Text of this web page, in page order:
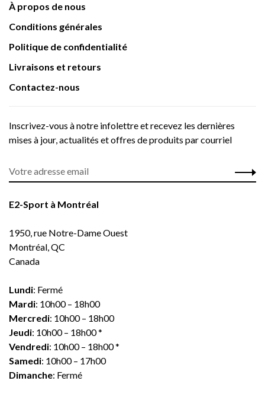
À propos de nous
Conditions générales
Politique de confidentialité
Livraisons et retours
Contactez-nous
Inscrivez-vous à notre infolettre et recevez les dernières
mises à jour, actualités et offres de produits par courriel
E2-Sport à Montréal
1950, rue Notre-Dame Ouest
Montréal, QC
Canada
Lundi: Fermé
Mardi: 10h00 – 18h00
Mercredi: 10h00 – 18h00
Jeudi: 10h00 – 18h00 *
Vendredi: 10h00 – 18h00 *
Samedi: 10h00 – 17h00
Dimanche: Fermé